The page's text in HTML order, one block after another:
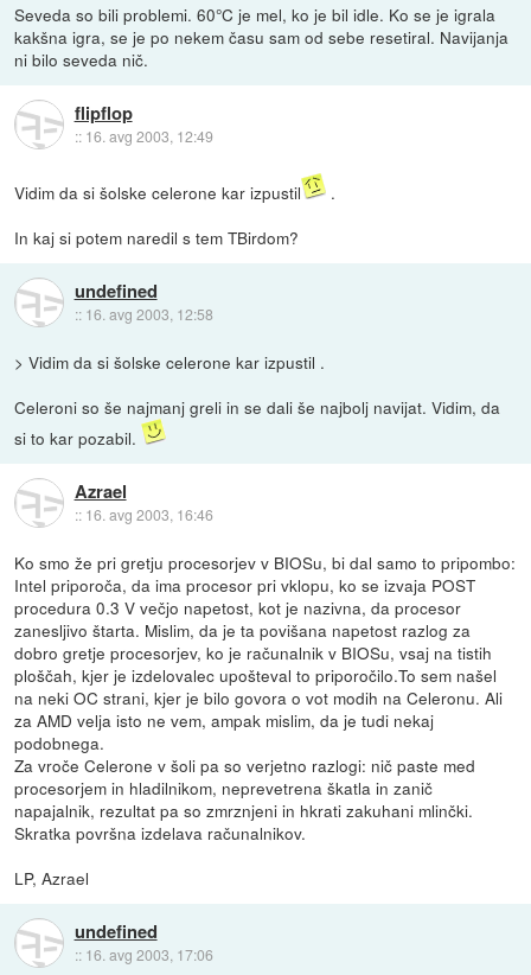
Seveda so bili problemi. 60°C je mel, ko je bil idle. Ko se je igrala
kakšna igra, se je po nekem času sam od sebe resetiral. Navijanja
ni bilo seveda nič.
flipflop
:: 16. avg 2003, 12:49
Vidim da si šolske celerone kar izpustil
.
In kaj si potem naredil s tem TBirdom?
undefined
:: 16. avg 2003, 12:58
> Vidim da si šolske celerone kar izpustil .
Celeroni so še najmanj greli in se dali še najbolj navijat. Vidim, da
si to kar pozabil.
Azrael
:: 16. avg 2003, 16:46
Ko smo že pri gretju procesorjev v BIOSu, bi dal samo to pripombo:
Intel priporoča, da ima procesor pri vklopu, ko se izvaja POST
procedura 0.3 V večjo napetost, kot je nazivna, da procesor
zanesljivo štarta. Mislim, da je ta povišana napetost razlog za
dobro gretje procesorjev, ko je računalnik v BIOSu, vsaj na tistih
ploščah, kjer je izdelovalec upošteval to priporočilo.To sem našel
na neki OC strani, kjer je bilo govora o vot modih na Celeronu. Ali
za AMD velja isto ne vem, ampak mislim, da je tudi nekaj
podobnega.
Za vroče Celerone v šoli pa so verjetno razlogi: nič paste med
procesorjem in hladilnikom, neprevetrena škatla in zanič
napajalnik, rezultat pa so zmrznjeni in hkrati zakuhani mlinčki.
Skratka površna izdelava računalnikov.
LP, Azrael
undefined
:: 16. avg 2003, 17:06